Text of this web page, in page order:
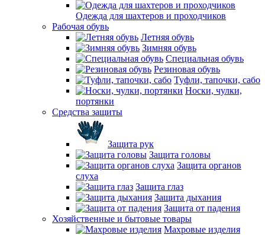
Одежда для шахтеров и проходчиков
Рабочая обувь
Летняя обувь
Зимняя обувь
Специальная обувь
Резиновая обувь
Туфли, тапочки, сабо
Носки, чулки,
портянки
Средства защиты
Защита рук
Защита головы
Защита органов
слуха
Защита глаз
Защита дыхания
Защита от падения
Хозяйственные и бытовые товары
Махровые изделия